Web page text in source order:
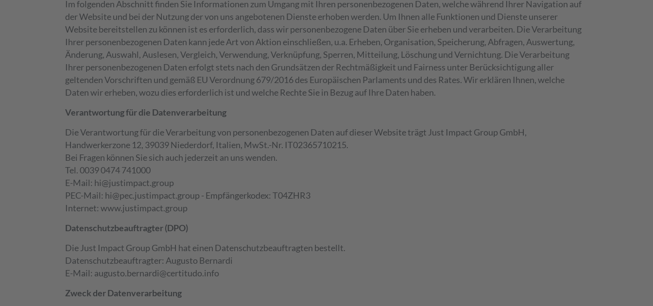
Im folgenden Abschnitt finden Sie Informationen zum Umgang mit Ihren personenbezogenen Daten, welche während Ihrer Navigation auf
der Website und bei der Nutzung der von uns angebotenen Dienste erhoben werden. Um Ihnen alle Funktionen und Dienste unserer
Website bereitstellen zu können ist es erforderlich, dass wir personenbezogene Daten über Sie erheben und verarbeiten. Die Verarbeitung
Ihrer personenbezogenen Daten kann jede Art von Aktion einschließen, u.a. Erheben, Organisation, Speicherung, Abfragen, Auswertung,
Änderung, Auswahl, Auslesen, Vergleich, Verwendung, Verknüpfung, Sperren, Mitteilung, Löschung und Vernichtung. Die Verarbeitung
Ihrer personenbezogenen Daten erfolgt stets nach den Grundsätzen der Rechtmäßigkeit und Fairness unter Berücksichtigung aller
geltenden Vorschriften und gemäß EU Verordnung 679/2016 des Europäischen Parlaments und des Rates. Wir erklären Ihnen, welche
Daten wir erheben, wozu dies erforderlich ist und welche Rechte Sie in Bezug auf Ihre Daten haben.
Verantwortung für die Datenverarbeitung
Die Verantwortung für die Verarbeitung von personenbezogenen Daten auf dieser Website trägt Just Impact Group GmbH,
Handwerkerzone 12, 39039 Niederdorf, Italien, MwSt.-Nr. IT02365710215.
Bei Fragen können Sie sich auch jederzeit an uns wenden.
Tel. 0039 0474 741000
E-Mail: hi@justimpact.group
PEC-Mail: hi@pec.justimpact.group - Empfängerkodex: T04ZHR3
Internet: www.justimpact.group
Datenschutzbeauftragter (DPO)
Die Just Impact Group GmbH hat einen Datenschutzbeauftragten bestellt.
Datenschutzbeauftragter: Augusto Bernardi
E-Mail: augusto.bernardi@certitudo.info
Zweck der Datenverarbeitung